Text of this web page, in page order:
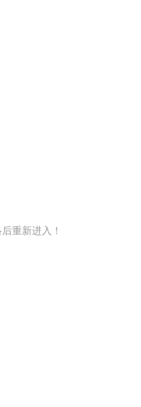
重新进入！